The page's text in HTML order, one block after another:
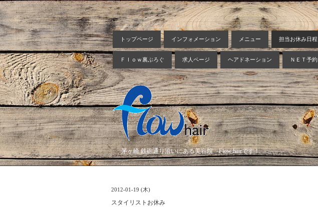
トップページ インフォメーション メニュー 担当お休み日程
Ｆｌｏｗ裏ぶろぐ 求人ページ ヘアドネーション ＮＥＴ予約
茅ヶ崎 鉄砲通り沿いにある美容院 Flow hairです！
2012-01-19 (木)
スタイリストお休み